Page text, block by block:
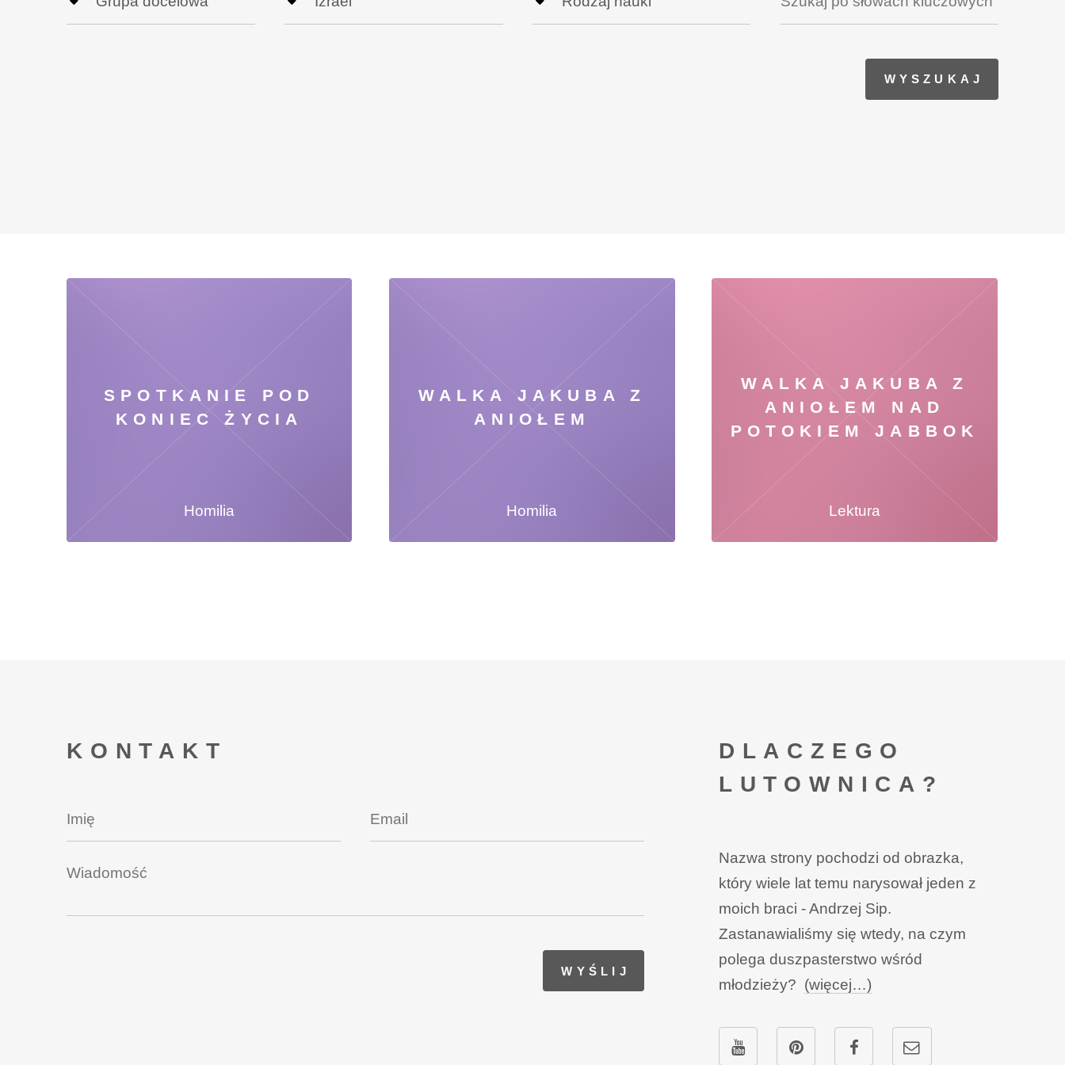
SPOTKANIE POD
KONIEC ŻYCIA
Homilia
WALKA JAKUBA Z
ANIOŁEM
Homilia
WALKA JAKUBA Z
ANIOŁEM NAD
POTOKIEM JABBOK
Lektura
KONTAKT
DLACZEGO
LUTOWNICA?
Nazwa strony pochodzi od obrazka,
który wiele lat temu narysował jeden z
moich braci - Andrzej Sip.
Zastanawialiśmy się wtedy, na czym
polega duszpasterstwo wśród
młodzieży? (więcej…)